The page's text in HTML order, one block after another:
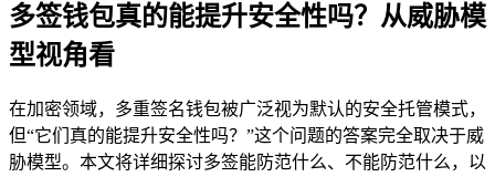
多签钱包真的能提升安全性吗？从威胁模
型视角看
在加密领域，多重签名钱包被广泛视为默认的安全托管模式，
但“它们真的能提升安全性吗？”这个问题的答案完全取决于威
胁模型。本文将详细探讨多签能防范什么、不能防范什么，以